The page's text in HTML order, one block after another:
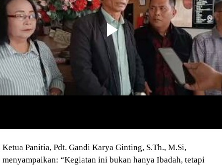
Ketua Panitia, Pdt. Gandi Karya Ginting, S.Th., M.Si,
menyampaikan: “Kegiatan ini bukan hanya Ibadah, tetapi